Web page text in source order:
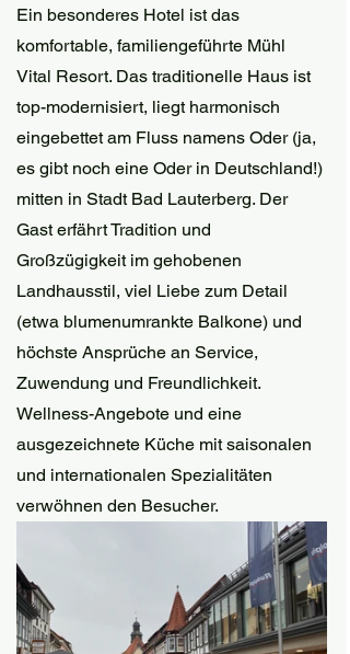
Ein besonderes Hotel ist das
komfortable, familiengeführte Mühl
Vital Resort. Das traditionelle Haus ist
top-modernisiert, liegt harmonisch
eingebettet am Fluss namens Oder (ja,
es gibt noch eine Oder in Deutschland!)
mitten in Stadt Bad Lauterberg. Der
Gast erfährt Tradition und
Großzügigkeit im gehobenen
Landhausstil, viel Liebe zum Detail
(etwa blumenumrankte Balkone) und
höchste Ansprüche an Service,
Zuwendung und Freundlichkeit.
Wellness-Angebote und eine
ausgezeichnete Küche mit saisonalen
und internationalen Spezialitäten
verwöhnen den Besucher.